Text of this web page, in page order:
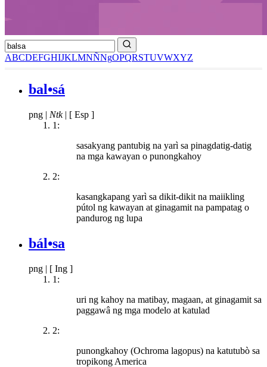
ABCDEFGHIJKLMNÑNgOPQRSTUVWXYZ
bal•sá
png | Ntk | [ Esp ]
1:
sasakyang pantubig na yarì sa pinagdatig-datig
na mga kawayan o punongkahoy
2:
kasangkapang yarì sa dikit-dikit na maiikling
pútol ng kawayan at ginagamit na pampatag o
pandurog ng lupa
bál•sa
png | [ Ing ]
1:
uri ng kahoy na matibay, magaan, at ginagamit sa
paggawâ ng mga modelo at katulad
2:
punongkahoy (Ochroma lagopus) na katutubò sa
tropikong America